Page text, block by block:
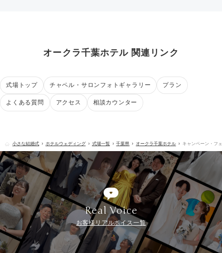
オークラ千葉ホテル 関連リンク
式場トップ チャペル・サロンフォトギャラリー プラン
よくある質問 アクセス 相談カウンター
小さな結婚式 ホテルウェディング 式場一覧 千葉県 オークラ千葉ホテル キャンペーン・フ
Real Voice
お客様リアルボイス一覧